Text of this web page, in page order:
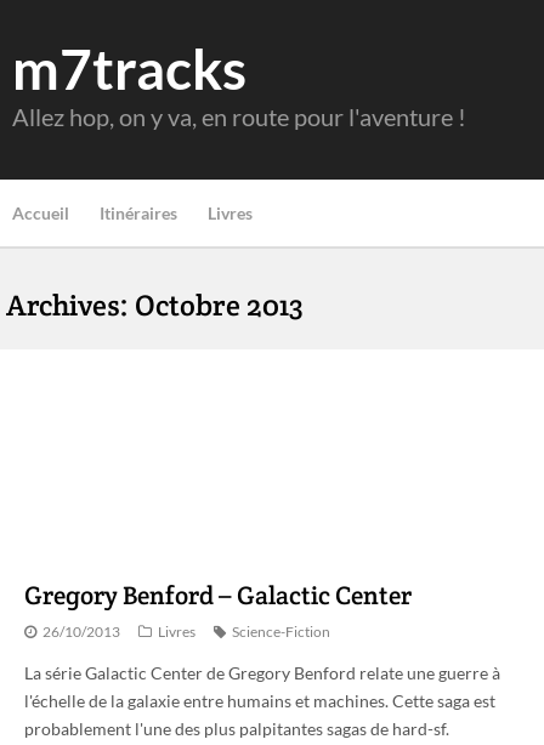
m7tracks
Allez hop, on y va, en route pour l'aventure !
Accueil Itinéraires Livres
Archives: Octobre 2013
Gregory Benford – Galactic Center
26/10/2013 Livres Science-Fiction
La série Galactic Center de Gregory Benford relate une guerre à
l'échelle de la galaxie entre humains et machines. Cette saga est
probablement l'une des plus palpitantes sagas de hard-sf.